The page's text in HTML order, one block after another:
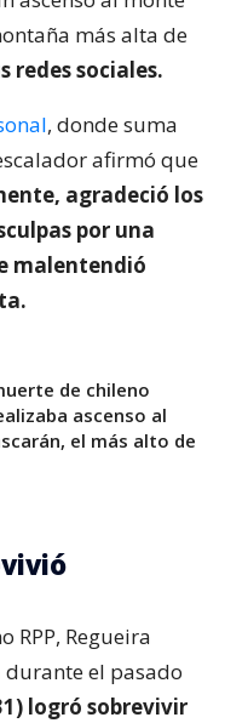
más alta de
redes sociales.
, donde suma
afirmó que
agradeció los
por una
malentendió
de chileno
ascenso al
el más alto de
RPP, Regueira
el pasado
logró sobrevivir